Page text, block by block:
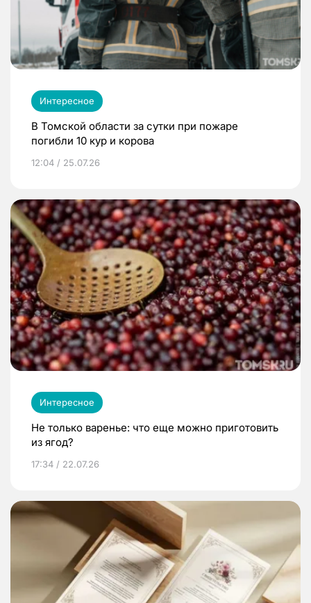
Интересное
В Томской области за сутки при пожаре
погибли 10 кур и корова
12:04 / 25.07.26
Интересное
Не только варенье: что еще можно приготовить
из ягод?
17:34 / 22.07.26